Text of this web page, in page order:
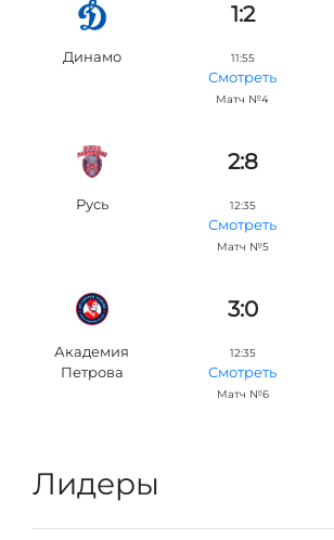
1:2
Динамо 11:55
Смотреть
Матч №4
2:8
Русь 12:35
Смотреть
Матч №5
3:0
Академия
Петровa
12:35
Смотреть
Матч №6
Лидеры